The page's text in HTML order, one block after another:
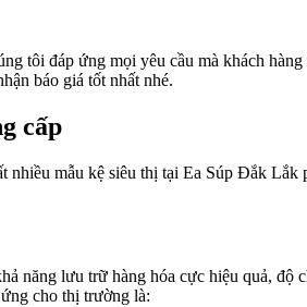
tôi đáp ứng mọi yêu cầu mà khách
báo giá tốt nhất nhé.
cấp
mẫu kệ siêu thị tại Ea Súp Đắk
năng lưu trữ hàng hóa cực hiệu quả, độ
cho thị trường là: